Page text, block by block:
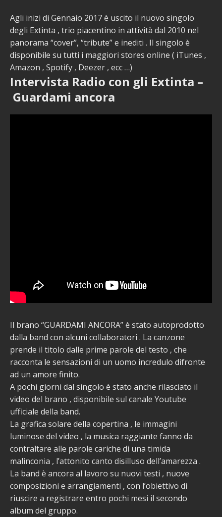
Agli inizi di Gennaio 2017 è uscito il nuovo singolo
degli Extinta , trio piacentino in attività dal 2010 nel
panorama “cover”, “tribute” e inediti . Il singolo è
disponibile su tutti i maggiori stores online ( iTunes ,
Amazon , Spotify , Deezer , ecc …)
Intervista Radio con gli Extinta –
Guardami ancora
Il brano “GUARDAMI ANCORA” è stato autoprodotto
dalla band con alcuni collaboratori . La canzone
prende il titolo dalle prime parole del testo , che
racconta le sensazioni di un uomo incredulo difronte
ad un amore finito.
A pochi giorni dal singolo è stato anche rilasciato il
video del brano , disponibile sul canale Youtube
ufficiale della band.
La grafica solare della copertina , le immagini
luminose del video , la musica raggiante fanno da
contraltare alle parole cariche di una timida
malinconia , l’attonito canto disilluso dell’amarezza .
La band è ancora al lavoro su nuovi testi , nuove
composizioni e arrangiamenti , con l’obiettivo di
riuscire a registrare entro pochi mesi il secondo
album del gruppo.